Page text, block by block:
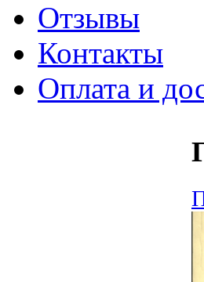
Отзывы
Контакты
Оплата и